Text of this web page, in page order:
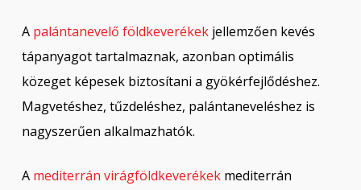
A palántanevelő földkeverékekjellemzően kevés
tápanyagot tartalmaznak, azonban optimális
közeget képesek biztosítani a gyökérfejlődéshez.
Magvetéshez, tűzdeléshez, palántaneveléshez is
nagyszerűen alkalmazhatók.
A mediterrán virágföldkeverékekmediterrán